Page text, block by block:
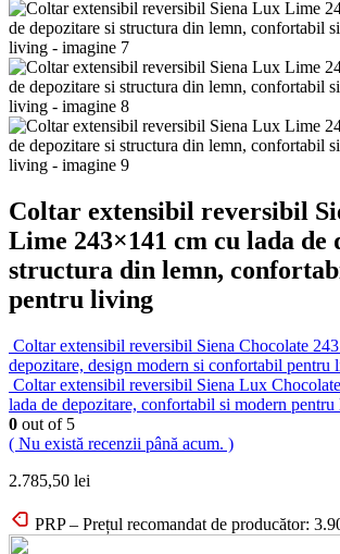
Coltar extensibil reversibil
Lime 243×141 cm cu lada de
structura din lemn,
pentru living
Coltar extensibil reversibil Siena Chocolate
depozitare, design modern si confortabil pentru
Coltar extensibil reversibil Siena Lux
lada de depozitare, confortabil si modern
0 out of 5
( Nu există recenzii până acum. )
2.785,50 lei
PRP – Prețul recomandat de producător: